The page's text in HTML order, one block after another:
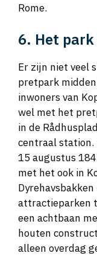
Rome.
6. Het
Er zijn niet veel
pretpark
inwoners van
wel met het
in de
centraal station.
15 augustus
met het ook in
attractieparken
een achtbaan
houten
alleen overdag